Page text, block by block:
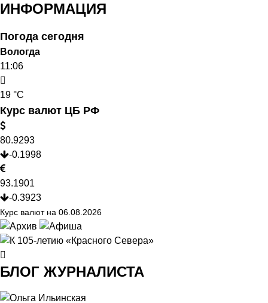
ИНФОРМАЦИЯ
Погода сегодня
Вологда
11:06
19 °C
Курс валют ЦБ РФ
80.9293
-0.1998
93.1901
-0.3923
Курс валют на 06.08.2026
БЛОГ ЖУРНАЛИСТА